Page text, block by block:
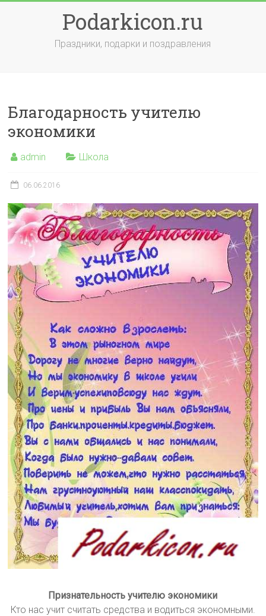
Podarkicon.ru
Праздники, подарки и поздравления
Благодарность учителю
экономики
admin Школа
06.06.2016
Признательность учителю экономики
Кто нас учит считать средства и водиться экономными.